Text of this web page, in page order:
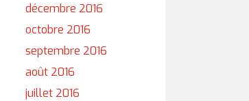
décembre 2016
octobre 2016
septembre 2016
août 2016
juillet 2016